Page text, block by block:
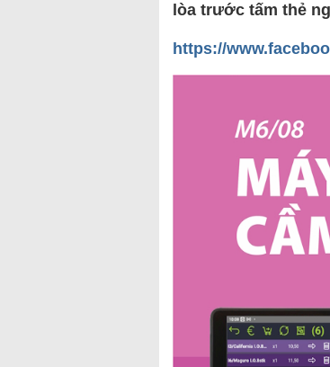
lòa trước tấm thẻ
https://